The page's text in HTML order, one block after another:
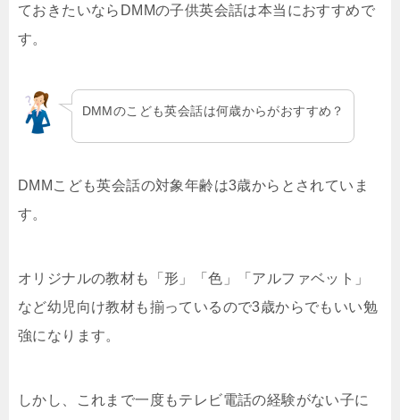
ておきたいならDMMの子供英会話は本当におすすめで
す。
DMMのこども英会話は何歳からがおすすめ？
DMMこども英会話の対象年齢は3歳からとされていま
す。
オリジナルの教材も「形」「色」「アルファベット」
など幼児向け教材も揃っているので3歳からでもいい勉
強になります。
しかし、これまで一度もテレビ電話の経験がない子に